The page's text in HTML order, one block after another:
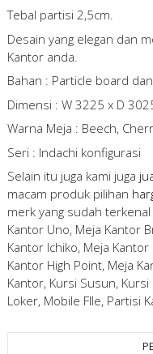
Tebal partisi 2,5cm.
Desain yang elegan dan
Kantor anda.
Bahan : Particle board
Dimensi : W 3225 x D
Warna Meja : Beech,
Seri : Indachi konfigurasi
Selain itu juga kami juga
macam produk pilihan
merk yang sudah
Kantor Uno, Meja Kantor
Kantor Ichiko, Meja
Kantor High Point, Meja
Kantor, Kursi Susun, Kursi
Loker, Mobile FIle, Partisi